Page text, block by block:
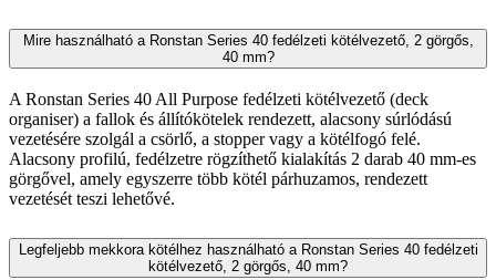
Mire használható a Ronstan Series 40 fedélzeti kötélvezető, 2 görgős,
40 mm?
A Ronstan Series 40 All Purpose fedélzeti kötélvezető (deck
organiser) a fallok és állítókötelek rendezett, alacsony súrlódású
vezetésére szolgál a csörlő, a stopper vagy a kötélfogó felé.
Alacsony profilú, fedélzetre rögzíthető kialakítás 2 darab 40 mm-es
görgővel, amely egyszerre több kötél párhuzamos, rendezett
vezetését teszi lehetővé.
Legfeljebb mekkora kötélhez használható a Ronstan Series 40 fedélzeti
kötélvezető, 2 görgős, 40 mm?